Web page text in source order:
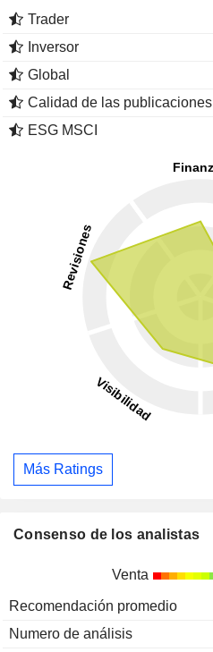
Trader
Inversor
Global
Calidad de las publicaciones
ESG MSCI
Más Ratings
Consenso de los analistas
Venta
Recomendación promedio
Numero de análisis